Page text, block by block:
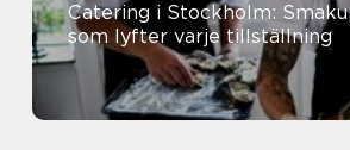
Catering i Stockholm:
som lyfter varje tillställning